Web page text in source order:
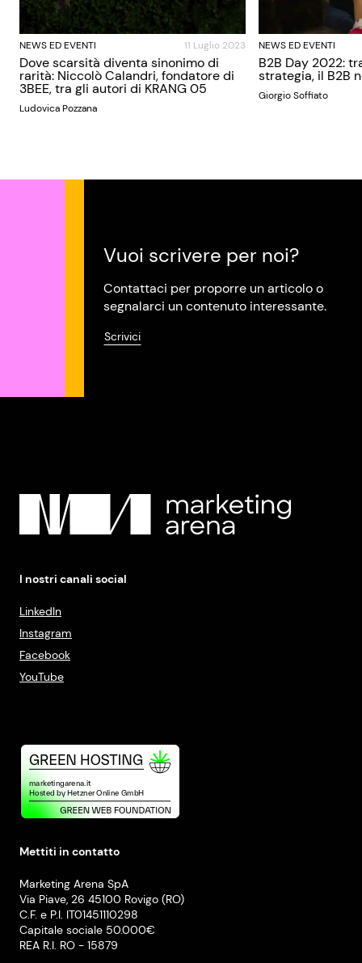
NEWS ED EVENTI 11 Luglio 2023
Dove scarsità diventa sinonimo di
rarità: Niccolò Calandri, fondatore di
3BEE, tra gli autori di KRANG 05
Ludovica Pozzana
NEWS ED EVENTI
B2B Day 2022:
strategia, il B2B
Giorgio Soffiato
Vuoi scrivere per noi?
Contattaci per proporre un articolo o
segnalarci un contenuto interessante.
Scrivici
I nostri canali social
LinkedIn
Instagram
Facebook
YouTube
Mettiti in contatto
Marketing Arena SpA
Via Piave, 26 45100 Rovigo (RO)
C.F. e P.I. IT01451110298
Capitale sociale 50.000€
REA R.I. RO - 15879